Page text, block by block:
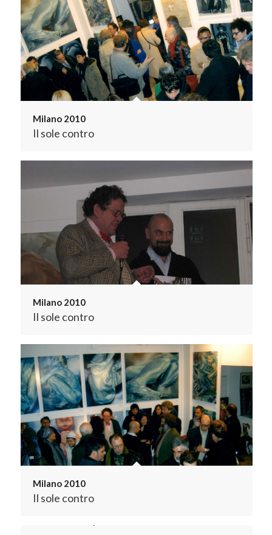
Milano 2010
Il sole contro
Milano 2010
Il sole contro
Milano 2010
Il sole contro
Milano 2015